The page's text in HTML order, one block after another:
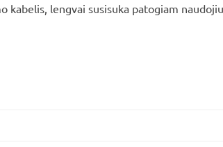
kabelis, lengvai susisuka patogiam